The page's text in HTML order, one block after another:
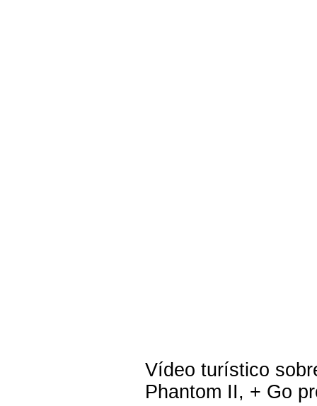
Vídeo turístico
Phantom II, + Go